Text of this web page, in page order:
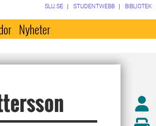
SLU.SE STUDENTWEBB BIBLIOTEK
Nyheter